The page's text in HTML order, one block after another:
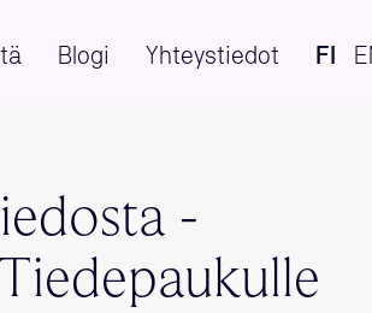
Blogi Yhteystiedot FI
-